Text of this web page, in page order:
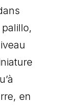
palillo,
en